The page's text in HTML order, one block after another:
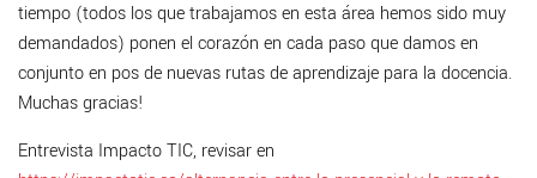
tiempo (todos los que trabajamos en esta área hemos sido muy
demandados) ponen el corazón en cada paso que damos en
conjunto en pos de nuevas rutas de aprendizaje para la docencia.
Muchas gracias!
Entrevista Impacto TIC, revisar en